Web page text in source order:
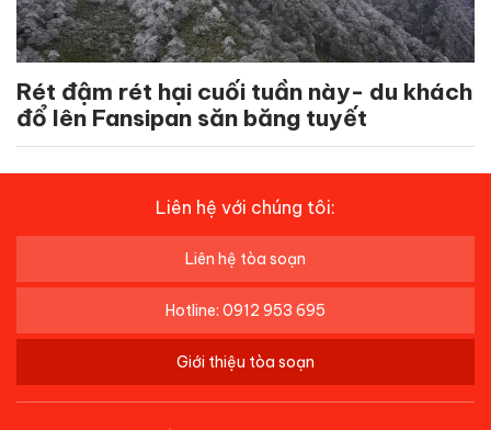
Rét đậm rét hại cuối tuần này- du khách
đổ lên Fansipan săn băng tuyết
Liên hệ với chúng tôi:
Liên hệ tòa soạn
Hotline: 0912 953 695
Giới thiệu tòa soạn